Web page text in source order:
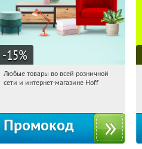
-15%
00:30:00 Получили:
Любые товары во всей розничной
сети и интернет-магазине Hoff
Промокод